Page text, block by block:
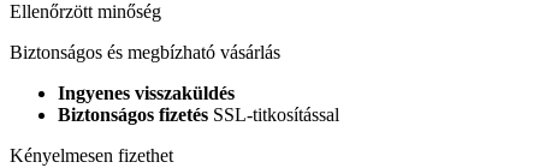
Ellenőrzött minőség
Biztonságos és megbízható vásárlás
Ingyenes visszaküldés
Biztonságos fizetés SSL-titkosítással
Kényelmesen fizethet